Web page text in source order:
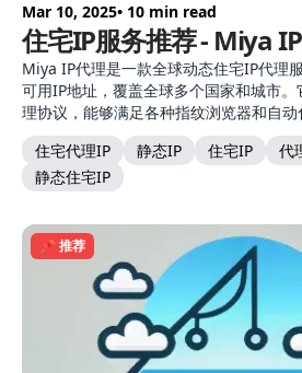
Mar 10, 2025• 10 min read
住宅IP服务推荐 - Miya IP
Miya IP代理是一款全球动态住宅IP代理
可用IP地址，覆盖全球多个国家和城市。
理协议，能够满足各种指纹浏览器和自
住宅代理IP
静态IP 住宅IP 代
静态住宅IP
📌 推荐